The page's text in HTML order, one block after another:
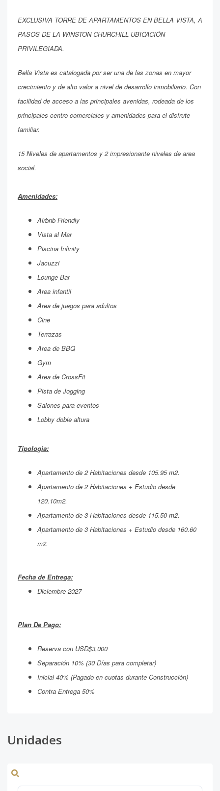
EXCLUSIVA TORRE DE APARTAMENTOS EN BELLA VISTA, A
PASOS DE LA WINSTON CHURCHILL UBICACIÓN
PRIVILEGIADA.
Bella Vista es catalogada por ser una de las zonas en mayor
crecimiento y de alto valor a nivel de desarrollo inmobiliario. Con
facilidad de acceso a las principales avenidas, rodeada de los
principales centro comerciales y amenidades para el disfrute
familiar.
15 Niveles de apartamentos y 2 impresionante niveles de area
social.
Amenidades:
Airbnb Friendly
Vista al Mar
Piscina Infinity
Jacuzzi
Lounge Bar
Area infantil
Area de juegos para adultos
Cine
Terrazas
Area de BBQ
Gym
Area de CrossFit
Pista de Jogging
Salones para eventos
Lobby doble altura
Tipologia:
Apartamento de 2 Habitaciones desde 105.95 m2.
Apartamento de 2 Habitaciones + Estudio desde
120.10m2.
Apartamento de 3 Habitaciones desde 115.50 m2.
Apartamento de 3 Habitaciones + Estudio desde 160.60
m2.
Fecha de Entrega:
Diciembre 2027
Plan De Pago:
Reserva con USD$3,000
Separación 10% (30 Días para completar)
Inicial 40% (Pagado en cuotas durante Construcción)
Contra Entrega 50%
Unidades